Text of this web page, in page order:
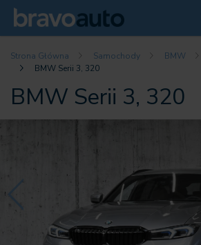
Strona Główna Samochody BMW
BMW Serii 3, 320
BMW Serii 3, 320